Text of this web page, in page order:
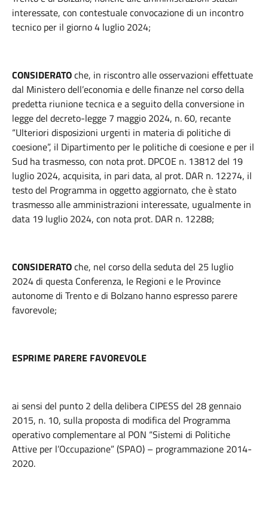
interessate, con contestuale convocazione di un incontro
tecnico per il giorno 4 luglio 2024;
CONSIDERATOche, in riscontro alle osservazioni effettuate
dal Ministero dell’economia e delle finanze nel corso della
predetta riunione tecnica e a seguito della conversione in
legge del decreto-legge 7 maggio 2024, n. 60, recante
“Ulteriori disposizioni urgenti in materia di politiche di
coesione”, il Dipartimento per le politiche di coesione e per il
Sud ha trasmesso, con nota prot. DPCOE n. 13812 del 19
luglio 2024, acquisita, in pari data, al prot. DAR n. 12274, il
testo del Programma in oggetto aggiornato, che è stato
trasmesso alle amministrazioni interessate, ugualmente in
data 19 luglio 2024, con nota prot. DAR n. 12288;
CONSIDERATOche, nel corso della seduta del 25 luglio
2024 di questa Conferenza, le Regioni e le Province
autonome di Trento e di Bolzano hanno espresso parere
favorevole;
ESPRIME PARERE FAVOREVOLE
ai sensi del punto 2 della delibera CIPESS del 28 gennaio
2015, n. 10, sulla proposta di modifica del Programma
operativo complementare al PON “Sistemi di Politiche
Attive per l’Occupazione” (SPAO) – programmazione 2014-
2020.